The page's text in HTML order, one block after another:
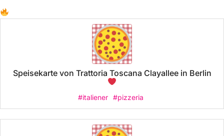
Speisekarte von Trattoria Toscana Clayallee in Berlin
#italiener #pizzeria